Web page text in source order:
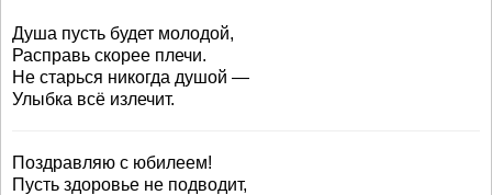
Душа пусть будет молодой,
Расправь скорее плечи.
Не старься никогда душой —
Улыбка всё излечит.
Поздравляю с юбилеем!
Пусть здоровье не подводит,